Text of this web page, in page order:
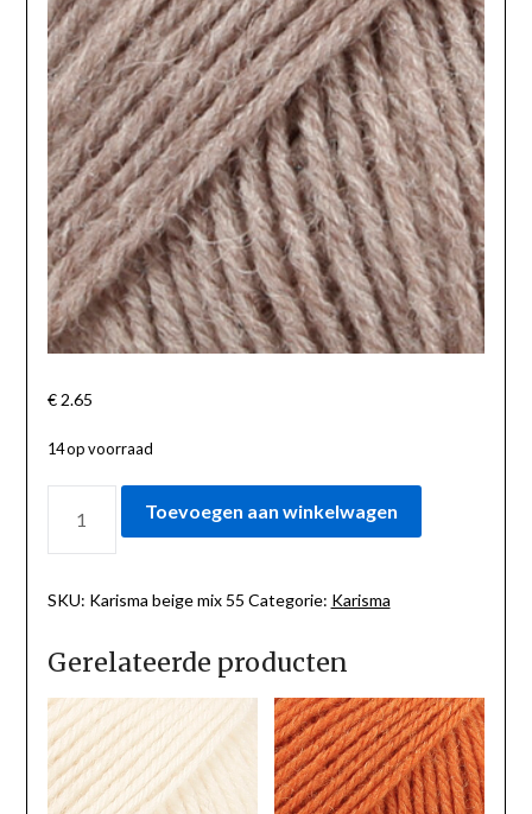
€2.65
14 op voorraad
BEIGE
AANTAL
Toevoegen aan winkelwagen
SKU: Karisma beige mix 55 Categorie: Karisma
Gerelateerde producten